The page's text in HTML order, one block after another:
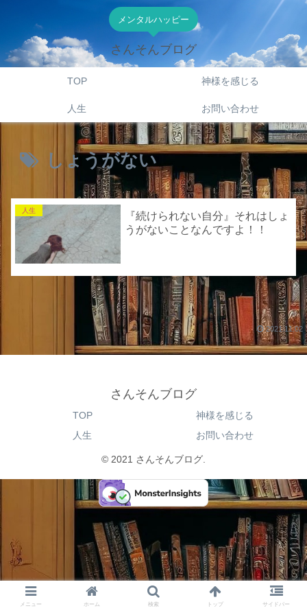
メンタルハッピー
さんそんブログ
TOP 神様を感じる
人生 お問い合わせ
しょうがない
人生
『続けられない自分』それはしょ
うがないことなんですよ！！
2021.11.02
さんそんブログ
TOP
神様を感じる
人生
お問い合わせ
© 2021 さんそんブログ.
メニュー ホーム 検索 トップ サイドバー